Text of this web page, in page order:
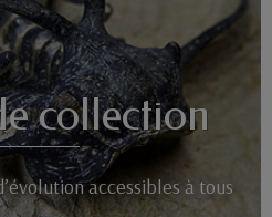
collection
accessibles à tous